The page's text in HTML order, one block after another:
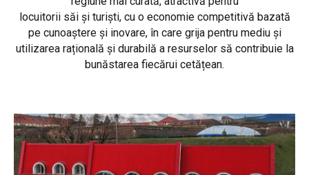
locuitorii săi și turiști, cu o economie competitivă bazată
pe cunoaștere și inovare, în care grija pentru mediu și
utilizarea rațională și durabilă a resurselor să contribuie la
bunăstarea fiecărui cetățean.